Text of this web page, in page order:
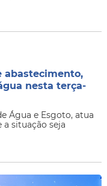
abastecimento,
nesta terça-
Água e Esgoto, atua
situação seja